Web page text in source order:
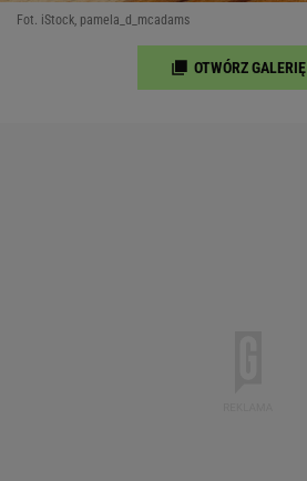
Fot. iStock, pamela_d_mcadams
OTWÓRZ GALERIĘ